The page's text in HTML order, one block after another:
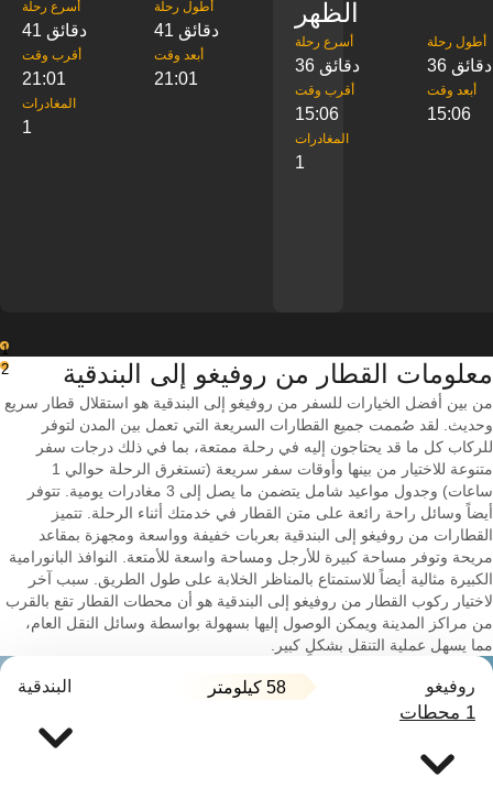
‎أسرع رحلة
41 دقائق
‎أطول رحلة
41 دقائق
‎أقرب وقت
21:01
‎أبعد وقت
21:01
‎المغادرات
1
الظهر
‎أسرع رحلة
36 دقائق
‎أطول رحلة
36 دقائق
‎أقرب وقت
15:06
‎أبعد وقت
15:06
‎المغادرات
1
1
2
معلومات القطار من ‎روفيغو إلى ‎البندقية
من بين أفضل الخيارات للسفر من روفيغو إلى البندقية هو استقلال قطار سريع
وحديث. لقد صُممت جميع القطارات السريعة التي تعمل بين المدن لتوفر
للركاب كل ما قد يحتاجون إليه في رحلة ممتعة، بما في ذلك درجات سفر
متنوعة للاختيار من بينها وأوقات سفر سريعة (تستغرق الرحلة حوالي 1
ساعات) وجدول مواعيد شامل يتضمن ما يصل إلى 3 مغادرات يومية. تتوفر
أيضاً وسائل راحة رائعة على متن القطار في خدمتك أثناء الرحلة. تتميز
القطارات من روفيغو إلى البندقية بعربات خفيفة وواسعة ومجهزة بمقاعد
مريحة وتوفر مساحة كبيرة للأرجل ومساحة واسعة للأمتعة. النوافذ البانورامية
الكبيرة مثالية أيضاً للاستمتاع بالمناظر الخلابة على طول الطريق. سبب آخر
لاختيار ركوب القطار من روفيغو إلى البندقية هو أن محطات القطار تقع بالقرب
من مراكز المدينة ويمكن الوصول إليها بسهولة بواسطة وسائل النقل العام،
مما يسهل عملية التنقل بشكلٍ كبير.
روفيغو 58 كيلومتر البندقية
1 محطات